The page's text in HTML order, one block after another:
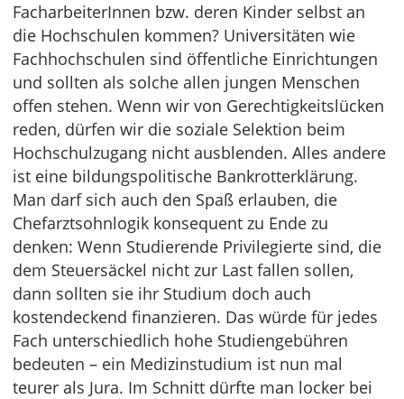
FacharbeiterInnen bzw. deren Kinder selbst an
die Hochschulen kommen? Universitäten wie
Fachhochschulen sind öffentliche Einrichtungen
und sollten als solche allen jungen Menschen
offen stehen. Wenn wir von Gerechtigkeitslücken
reden, dürfen wir die soziale Selektion beim
Hochschulzugang nicht ausblenden. Alles andere
ist eine bildungspolitische Bankrotterklärung.
Man darf sich auch den Spaß erlauben, die
Chefarztsohnlogik konsequent zu Ende zu
denken: Wenn Studierende Privilegierte sind, die
dem Steuersäckel nicht zur Last fallen sollen,
dann sollten sie ihr Studium doch auch
kostendeckend finanzieren. Das würde für jedes
Fach unterschiedlich hohe Studiengebühren
bedeuten – ein Medizinstudium ist nun mal
teurer als Jura. Im Schnitt dürfte man locker bei